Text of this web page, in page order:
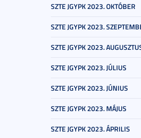
SZTE JGYPK 2023. OKTÓBER
SZTE JGYPK 2023.
SZTE JGYPK 2023.
SZTE JGYPK 2023. JÚLIUS
SZTE JGYPK 2023. JÚNIUS
SZTE JGYPK 2023. MÁJUS
SZTE JGYPK 2023. ÁPRILIS